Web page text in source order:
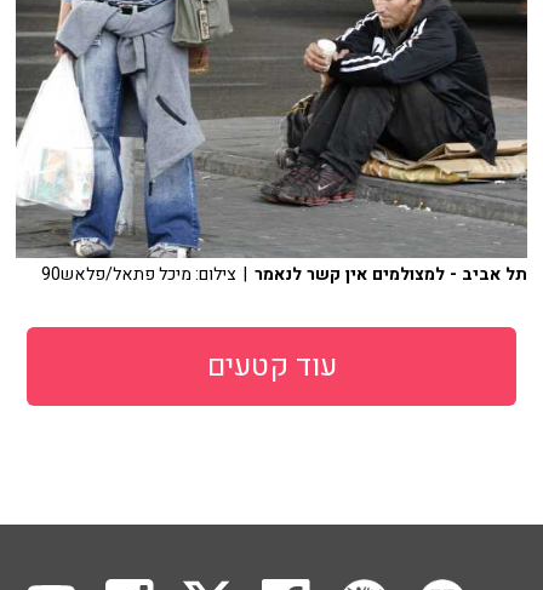
תל אביב - למצולמים אין קשר לנאמר | צילום: מיכל פתאל/פלאש90
עוד קטעים